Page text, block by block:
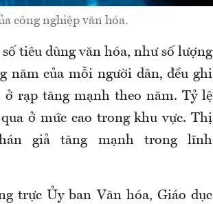
công nghiệp văn hóa.
tiêu dùng văn hóa, như số lượng
năm của mỗi người dân, đều ghi
rạp tăng mạnh theo năm. Tỷ lệ
ở mức cao trong khu vực. Thị
giả tăng mạnh trong lĩnh
trực Ủy ban Văn hóa, Giáo dục